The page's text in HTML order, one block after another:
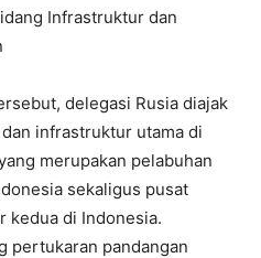
Infrastruktur dan
delegasi Rusia diajak
infrastruktur utama di
merupakan pelabuhan
sekaligus pusat
kedua di Indonesia.
pertukaran pandangan